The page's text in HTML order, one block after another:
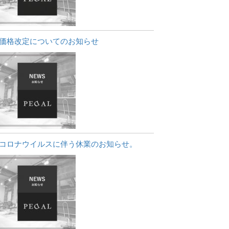
格改定についてのお知らせ
ロナウイルスに伴う休業のお知らせ。